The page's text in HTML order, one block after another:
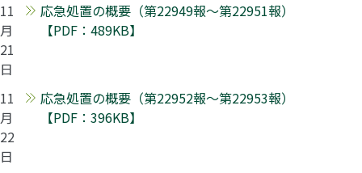
11
月
21
日
応急処置の概要（第22949報～第22951報）
【PDF：489KB】
11
月
22
日
応急処置の概要（第22952報～第22953報）
【PDF：396KB】